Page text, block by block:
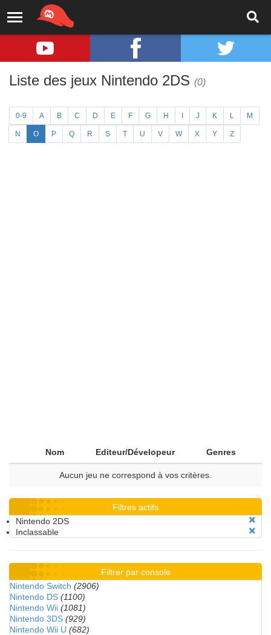
Liste des jeux Nintendo 2DS (0)
0-9 A B C D E F G H J K L M
N O P Q R S T U V W X Y Z
Nom Editeur/Dévelopeur Genres
Aucun jeu ne correspond à vos critères.
Filtres actifs
Nintendo 2DS
Inclassable
Filtrer par console
Nintendo Switch (2906)
Nintendo DS (1100)
Nintendo Wii (1081)
Nintendo 3DS (929)
Nintendo Wii U (682)